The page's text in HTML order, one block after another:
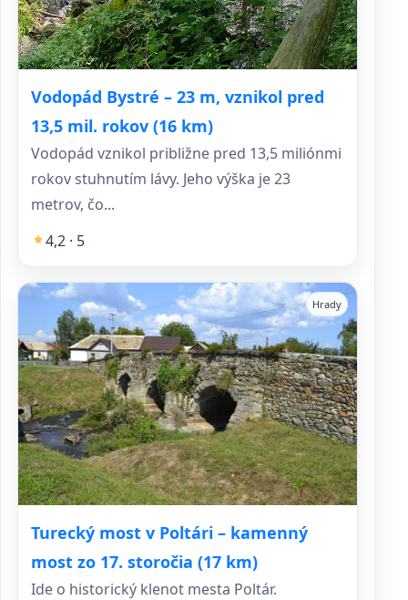
Vodopád Bystré – 23 m, vznikol pred
13,5 mil. rokov (16 km)
Vodopád vznikol približne pred 13,5 miliónmi
rokov stuhnutím lávy. Jeho výška je 23
metrov, čo...
4,2 · 5
Turecký most v Poltári – kamenný
most zo 17. storočia (17 km)
Hrady
Ide o historický klenot mesta Poltár.